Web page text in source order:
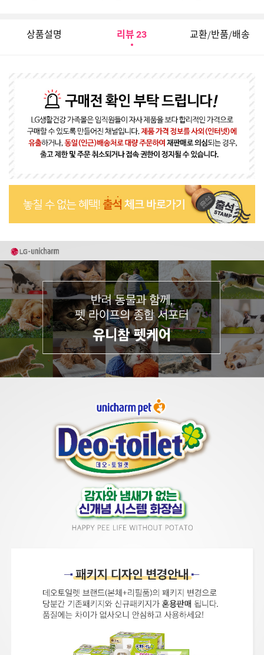
상품설명 리뷰 23 교환/반품/배송